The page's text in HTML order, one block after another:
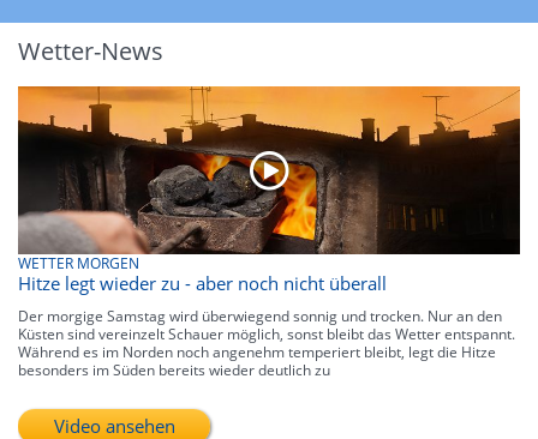
Wetter-News
WETTER MORGEN
Hitze legt wieder zu - aber noch nicht überall
Der morgige Samstag wird überwiegend sonnig und trocken. Nur an den
Küsten sind vereinzelt Schauer möglich, sonst bleibt das Wetter entspannt.
Während es im Norden noch angenehm temperiert bleibt, legt die Hitze
besonders im Süden bereits wieder deutlich zu
Video ansehen